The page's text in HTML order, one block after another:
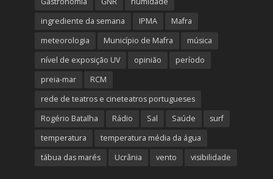
ingrediente da semana
IPMA
Mafra
meteorologia
Município de Mafra
música
nível de exposição UV
opinião
período
preia-mar
RCM
rede de teatros e cineteatros portugueses
Rogério Batalha
Rádio Sal Saúde
surf
temperatura
temperatura média da água
tábua das marés
Ucrânia vento visibilidade